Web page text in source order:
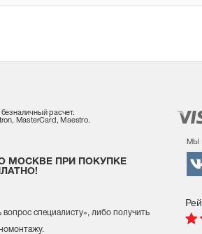
расчет.
MasterCard, Maestro.
МОСКВЕ ПРИ ПОКУПКЕ
вопрос специалисту», либо получить
мы